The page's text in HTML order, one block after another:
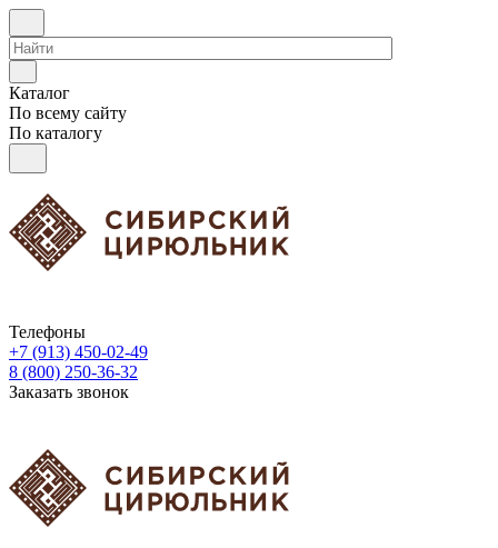
Каталог
По всему сайту
По каталогу
Телефоны
+7 (913) 450-02-49
8 (800) 250-36-32
Заказать звонок